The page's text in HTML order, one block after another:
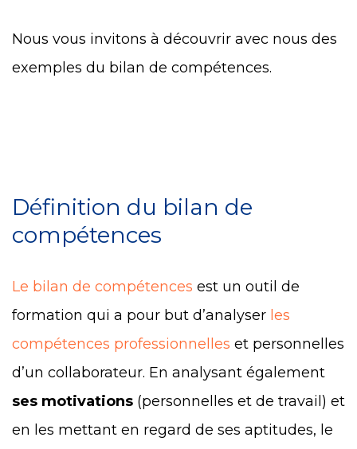
Nous vous invitons à découvrir avec nous des
exemples du bilan de compétences.
Définition du bilan de
compétences
Le bilan de compétences est un outil de
formation qui a pour but d’analyser les
compétences professionnelles et personnelles
d’un collaborateur. En analysant également
ses motivations (personnelles et de travail) et
en les mettant en regard de ses aptitudes, le